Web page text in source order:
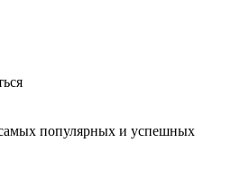
популярных и успешных